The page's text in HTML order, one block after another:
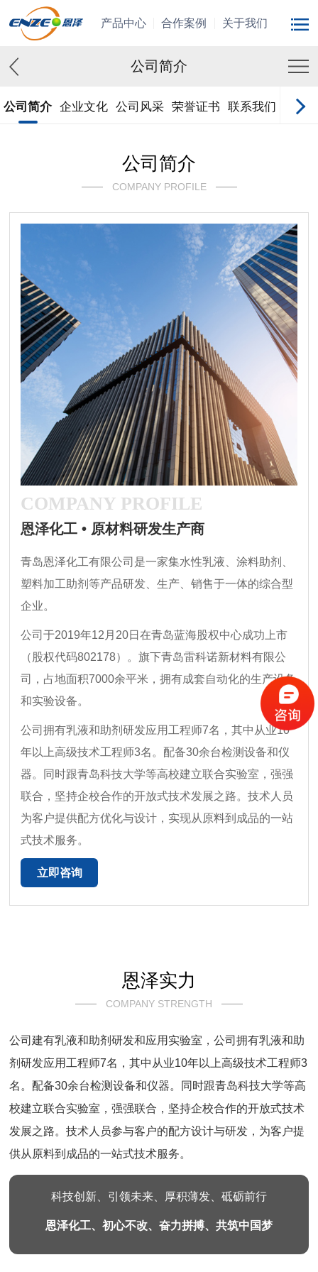
产品中心 合作案例 关于我们
公司简介
公司简介 企业文化 公司风采 荣誉证书 联系我们 在线
公司简介
COMPANY PROFILE
COMPANY PROFILE
恩泽化工 • 原材料研发生产商
青岛恩泽化工有限公司是一家集水性乳液、涂料助剂、
塑料加工助剂等产品研发、生产、销售于一体的综合型
企业。
公司于2019年12月20日在青岛蓝海股权中心成功上市
（股权代码802178）。旗下青岛雷科诺新材料有限公
司，占地面积7000余平米，拥有成套自动化的生产设备
和实验设备。
公司拥有乳液和助剂研发应用工程师7名，其中从业10
年以上高级技术工程师3名。配备30余台检测设备和仪
器。同时跟青岛科技大学等高校建立联合实验室，强强
联合，坚持企校合作的开放式技术发展之路。技术人员
为客户提供配方优化与设计，实现从原料到成品的一站
式技术服务。
立即咨询
恩泽实力
COMPANY STRENGTH
公司建有乳液和助剂研发和应用实验室，公司拥有乳液和助
剂研发应用工程师7名，其中从业10年以上高级技术工程师3
名。配备30余台检测设备和仪器。同时跟青岛科技大学等高
校建立联合实验室，强强联合，坚持企校合作的开放式技术
发展之路。技术人员参与客户的配方设计与研发，为客户提
供从原料到成品的一站式技术服务。
科技创新、引领未来、厚积薄发、砥砺前行
恩泽化工、初心不改、奋力拼搏、共筑中国梦